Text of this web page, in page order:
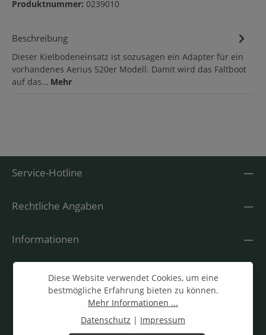
Produktnummer: 0239010
Beschreibung
Dieser Kielbodeneinsatz ist sozusagen ein Adapter für ein
vorhandenes Aerius 520er Modell. Damit wird das Faltboot
auf das… Mehr
Service-Hotline
Rechtliche Angaben
Informationen
Diese Website verwendet Cookies, um eine
bestmögliche Erfahrung bieten zu können.
Mehr Informationen ...
Datenschutz | Impressum